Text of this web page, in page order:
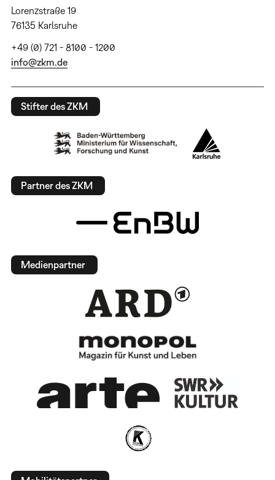
Lorenzstraße 19
76135 Karlsruhe
+49 (0) 721 - 8100 - 1200
info@zkm.de
Stifter des ZKM
Partner des ZKM
Medienpartner